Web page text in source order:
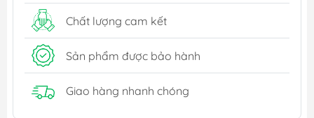
Chất lượng cam kết
Sản phẩm được bảo hành
Giao hàng nhanh chóng